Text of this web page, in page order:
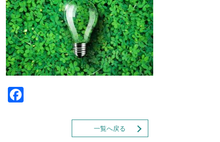
一覧へ戻る